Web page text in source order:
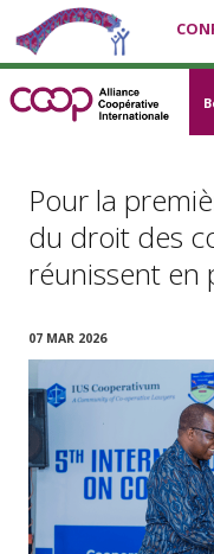
Pour la
du droit des
réunissent en
07 MAR 2026